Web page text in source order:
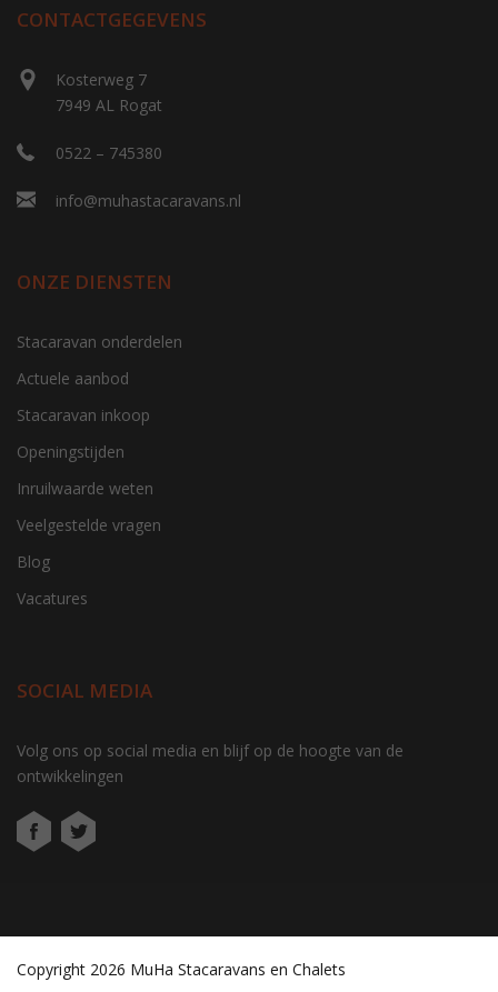
CONTACTGEGEVENS
Kosterweg 7
7949 AL Rogat
0522 – 745380
info@muhastacaravans.nl
ONZE DIENSTEN
Stacaravan onderdelen
Actuele aanbod
Stacaravan inkoop
Openingstijden
Inruilwaarde weten
Veelgestelde vragen
Blog
Vacatures
SOCIAL MEDIA
Volg ons op social media en blijf op de hoogte van de
ontwikkelingen
Copyright 2026 MuHa Stacaravans en Chalets
gtag('consent', 'update', function() { window.dataLayer =
window.dataLayer || []; window.dataLayer.push({ 'event':